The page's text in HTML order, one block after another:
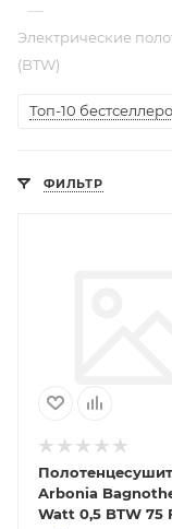
—
Электрические
(BTW)
Топ-10
ФИЛЬТР
Arbonia
Watt 0,5 BTW 75